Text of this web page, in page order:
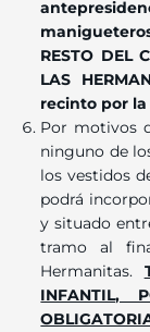
RESTO DEL
LAS
recinto por
Por motivos
ninguno de
los vestidos
podrá
y situado
tramo al
Hermanitas.
INFANTIL,